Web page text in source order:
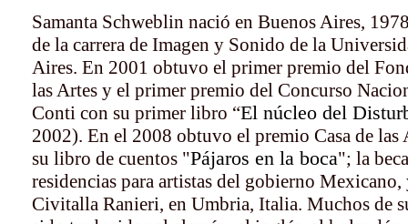
Samanta Schweblin nació en Buenos Aires,
de la carrera de Imagen y Sonido de la
Aires. En 2001 obtuvo el primer premio del
las Artes y el primer premio del Concurso
Conti con su primer libro “El núcleo del
2002). En el 2008 obtuvo el premio Casa de las
su libro de cuentos "Pájaros en la boca"; la
residencias para artistas del gobierno Mexicano,
Civitalla Ranieri, en Umbria, Italia. Muchos de